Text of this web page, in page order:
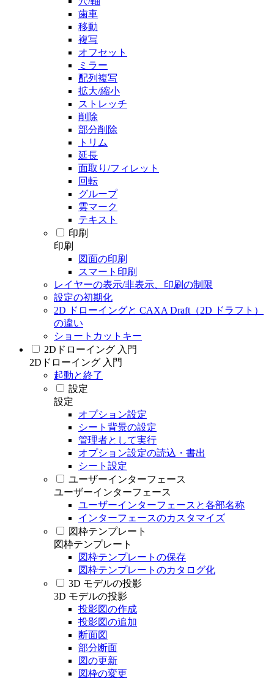
歯車
移動
複写
オフセット
ミラー
配列複写
拡大/縮小
ストレッチ
削除
部分削除
トリム
延長
面取り/フィレット
回転
グループ
雲マーク
テキスト
印刷
印刷
図面の印刷
スマート印刷
レイヤーの表示/非表示、印刷の制限
設定の初期化
2D ドローイングと CAXA Draft（2D ドラフト）
の違い
ショートカットキー
2Dドローイング 入門
2Dドローイング 入門
起動と終了
設定
設定
オプション設定
シート背景の設定
管理者として実行
オプション設定の読込・書出
シート設定
ユーザーインターフェース
ユーザーインターフェース
ユーザーインターフェースと各部名称
インターフェースのカスタマイズ
図枠テンプレート
図枠テンプレート
図枠テンプレートの保存
図枠テンプレートのカタログ化
3D モデルの投影
3D モデルの投影
投影図の作成
投影図の追加
断面図
部分断面
図の更新
図枠の変更